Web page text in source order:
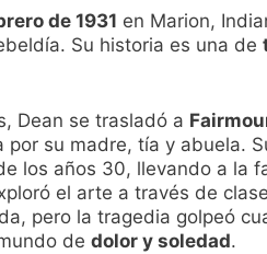
de 1931 en Marion,
Su historia es una de
Dean se trasladó a
su madre, tía y abuela.
los años 30, llevando a la
el arte a través de
pero la tragedia golpeó
de dolor y soledad.